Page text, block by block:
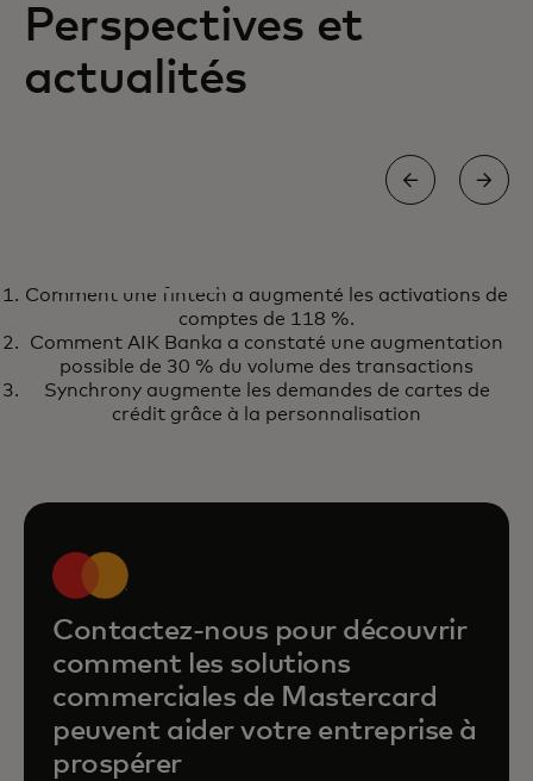
Perspectives et
actualités
Comment élaborer et appliquer
des politiques de voyage et
maîtriser les coûts dans une
nouvelle ère
En savoir plus
Comment une fintech a augmenté les activations de
comptes de 118 %.
Comment AIK Banka a constaté une augmentation
possible de 30 % du volume des transactions
Synchrony augmente les demandes de cartes de
crédit grâce à la personnalisation
Contactez-nous pour découvrir
comment les solutions
commerciales de Mastercard
peuvent aider votre entreprise à
prospérer